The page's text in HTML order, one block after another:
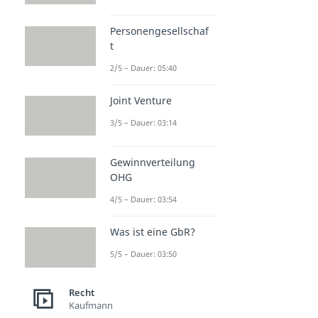
Personengesellschaf
t
2/5 – Dauer: 05:40
Joint Venture
3/5 – Dauer: 03:14
Gewinnverteilung
OHG
4/5 – Dauer: 03:54
Was ist eine GbR?
5/5 – Dauer: 03:50
Recht
Kaufmann